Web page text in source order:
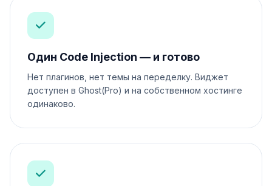
Один Code Injection — и готово
Нет плагинов, нет темы на переделку. Виджет
доступен в Ghost(Pro) и на собственном хостинге
одинаково.